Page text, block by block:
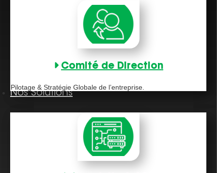
Comité de Direction
Pilotage & Stratégie Globale de l’entreprise.
Nos Solutions